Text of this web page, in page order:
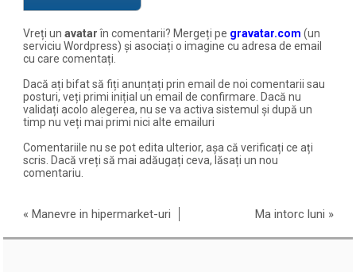
Vreți unavatarîn comentarii? Mergeți pe gravatar.com (un
serviciu Wordpress) și asociați o imagine cu adresa de email
cu care comentați.
Dacă ați bifat să fiți anunțați prin email de noi comentarii sau
posturi, veți primi inițial un email de confirmare. Dacă nu
validați acolo alegerea, nu se va activa sistemul și după un
timp nu veți mai primi nici alte emailuri
Comentariile nu se pot edita ulterior, așa că verificați ce ați
scris. Dacă vreți să mai adăugați ceva, lăsați un nou
comentariu.
«Manevre in hipermarket-uri Ma intorc luni »